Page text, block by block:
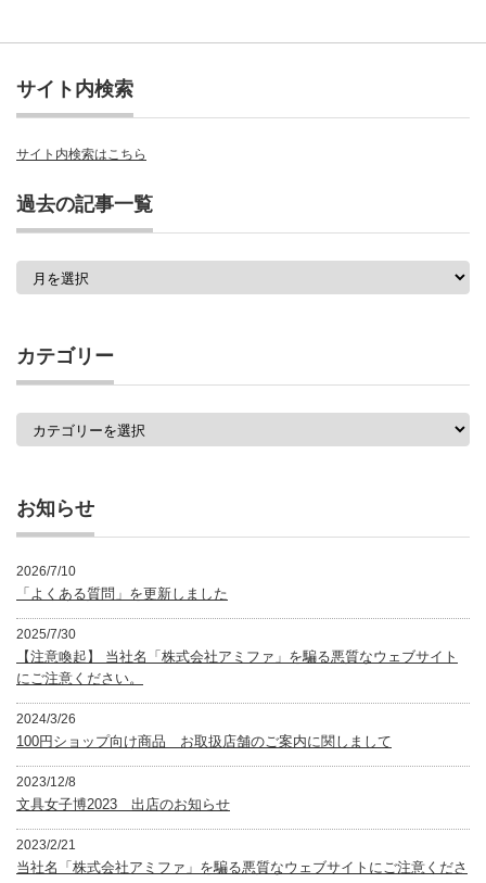
サイト内検索
サイト内検索はこちら
過去の記事一覧
過
一
覧
カテゴリー
カ
お知らせ
2026/7/10
「よくある質問」を更新しました
2025/7/30
【注意喚起】 当社名「株式会社アミファ」を騙る悪質なウェブサイト
にご注意ください。
2024/3/26
100円ショップ向け商品 お取扱店舗のご案内に関しまして
2023/12/8
文具女子博2023 出店のお知らせ
2023/2/21
当社名「株式会社アミファ」を騙る悪質なウェブサイトにご注意くださ